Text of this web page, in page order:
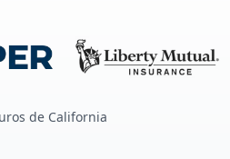
de California